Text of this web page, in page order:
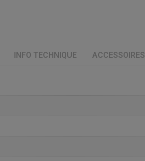
INFO TECHNIQUE ACCESSOIRES